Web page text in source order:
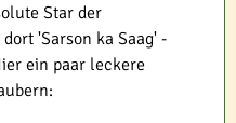
Star der
'Sarson ka Saag' -
ein paar leckere